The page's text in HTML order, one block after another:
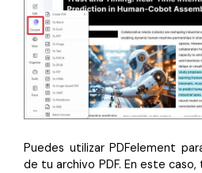
Puedes utilizar PDFelement
de tu archivo PDF. En este